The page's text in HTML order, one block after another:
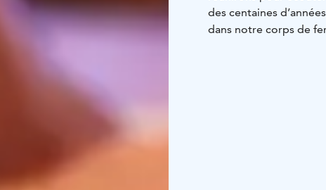
des centaines
dans notre corps de
vous découvrez